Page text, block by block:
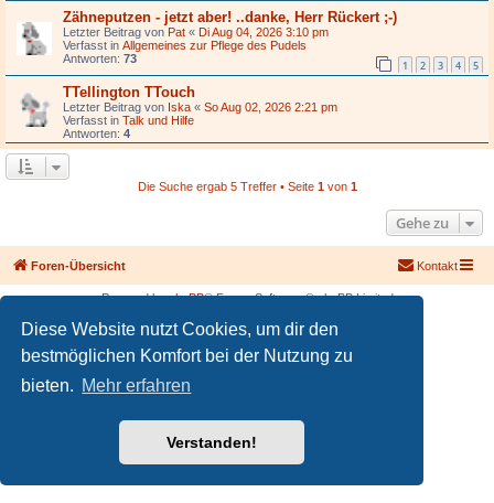
Diese Website nutzt Cookies, um dir den
bestmöglichen Komfort bei der Nutzung zu
bieten. Mehr erfahren
Verstanden!
Zähneputzen - jetzt aber! ..danke, Herr Rückert ;-)
Letzter Beitrag von Pat « Di Aug 04, 2026 3:10 pm
Verfasst in Allgemeines zur Pflege des Pudels
Antworten: 73 1 2 3 4 5
TTellington TTouch
Letzter Beitrag von Iska « So Aug 02, 2026 2:21 pm
Verfasst in Talk und Hilfe
Antworten: 4
Die Suche ergab 5 Treffer • Seite 1von 1
Gehe zu
Foren-Übersicht Kontakt
Powered byphpBB® Forum Software © phpBB Limited
Deutsche Übersetzung durch
phpBB.de
|